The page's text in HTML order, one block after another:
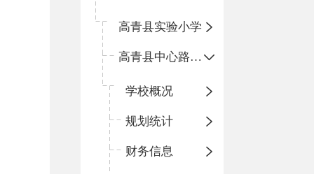
高青县实验小学
高青县中心路小学
学校概况
规划统计
财务信息